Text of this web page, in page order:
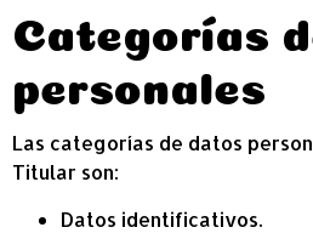
Categorías
personales
Las categorías de datos
Titular son:
Datos identificativos.